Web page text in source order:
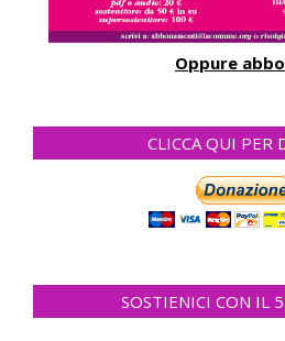
Oppure
CLICCA QUI PER
SOSTIENICI CON IL